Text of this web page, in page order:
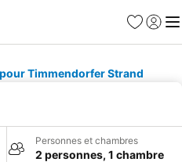
Favoris
Se
Timmendorfer Strand
Personnes et chambres
2 personnes, 1 chambre